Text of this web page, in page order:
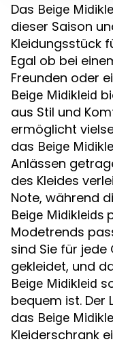
Das Beige
dieser Saison
Kleidungsstück
Egal ob bei
Freunden oder
Beige Midikleid
aus Stil und
ermöglicht
das Beige
Anlässen
des Kleides
Note, während
Beige Midikleids
Modetrends
sind Sie für
gekleidet, und
Beige Midikleid
bequem ist. Der
das Beige
Kleiderschrank